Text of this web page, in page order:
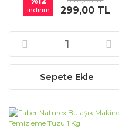
indirim 299,00 TL
Sepete Ekle